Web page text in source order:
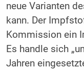
neue Varianten
kann. Der
Kommission ein
Es handle sich
Jahren